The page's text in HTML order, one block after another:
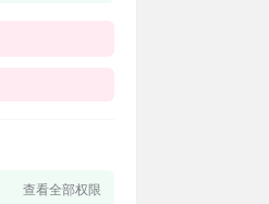
查看全部权限